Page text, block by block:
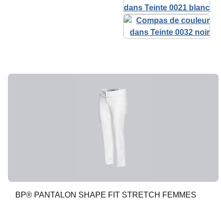
BP® PANTALON SHAPE FIT STRETCH FEMMES